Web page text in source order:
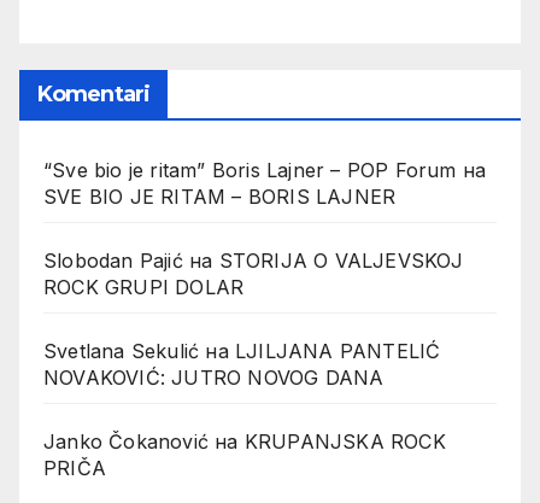
Komentari
“Sve bio je ritam” Boris Lajner – POP Forum на
SVE BIO JE RITAM – BORIS LAJNER
Slobodan Pajićна STORIJA O VALJEVSKOJ
ROCK GRUPI DOLAR
Svetlana Sekulić на LJILJANA PANTELIĆ
NOVAKOVIĆ: JUTRO NOVOG DANA
Janko Čokanović на KRUPANJSKA ROCK
PRIČA